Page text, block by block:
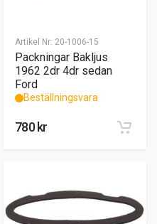
Artikel Nr: 20-1006-15
Packningar Bakljus
1962 2dr 4dr sedan
Ford
Beställningsvara
780kr